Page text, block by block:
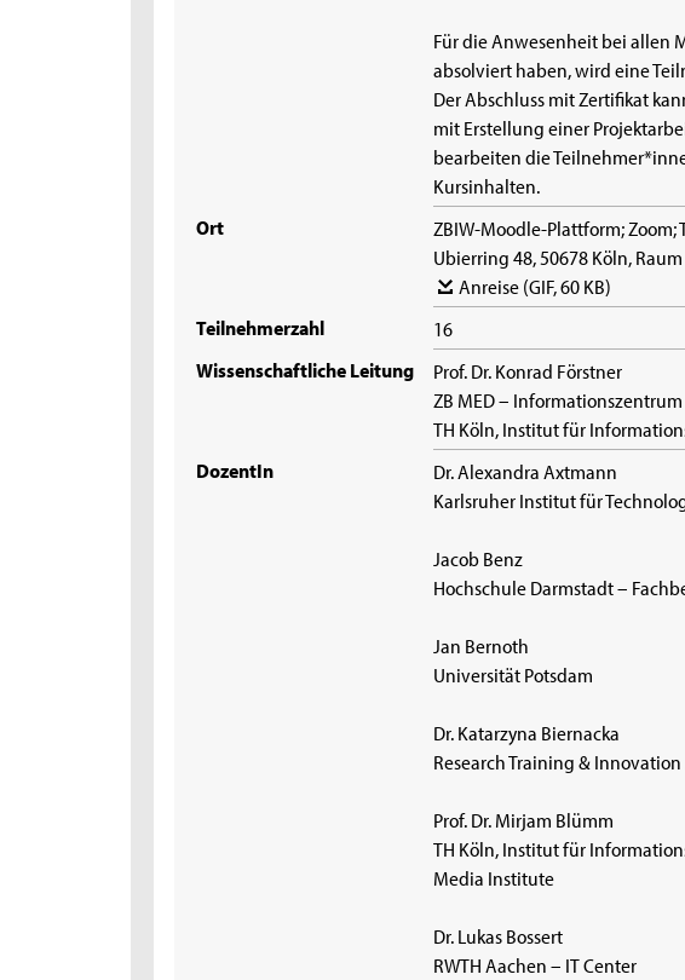
Für die Anwesenheit bei allen
absolviert haben, wird eine
Der Abschluss mit Zertifikat
mit Erstellung einer
bearbeiten die
Kursinhalten.
Ort
ZBIW-Moodle-Plattform; Zoom;
Ubierring 48, 50678 Köln, Raum
Anreise(GIF, 60 KB)
Teilnehmerzahl
16
Wissenschaftliche Leitung
Prof. Dr. Konrad Förstner
ZB MED –
TH Köln, Institut für
DozentIn
Dr. Alexandra Axtmann
Karlsruher Institut für
Jacob Benz
Hochschule Darmstadt –
Jan Bernoth
Universität Potsdam
Dr. Katarzyna Biernacka
Research Training &
Prof. Dr. Mirjam Blümm
TH Köln, Institut für
Media Institute
Dr. Lukas Bossert
RWTH Aachen – IT Center